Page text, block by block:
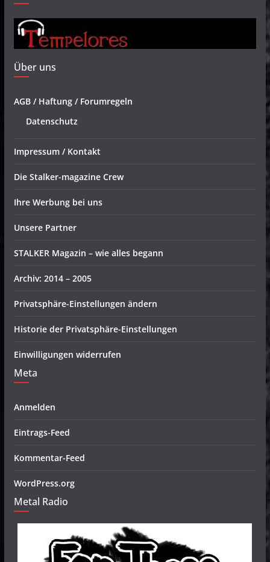
Über uns
AGB / Haftung / Forumregeln
Datenschutz
Impressum / Kontakt
Die Stalker-magazine Crew
Ihre Werbung bei uns
Unsere Partner
STALKER Magazin – wie alles begann
Archiv: 2014 – 2005
Privatsphäre-Einstellungen ändern
Historie der Privatsphäre-Einstellungen
Einwilligungen widerrufen
Meta
Anmelden
Eintrags-Feed
Kommentar-Feed
WordPress.org
Metal Radio